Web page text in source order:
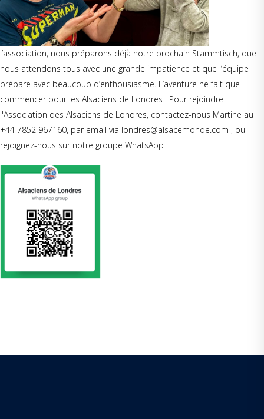
l’association, nous préparons déjà notre prochain Stammtisch, que
nous attendons tous avec une grande impatience et que l’équipe
prépare avec beaucoup d’enthousiasme. L’aventure ne fait que
commencer pour les Alsaciens de Londres ! Pour rejoindre
l'Association des Alsaciens de Londres, contactez-nous Martine au
+44 7852 967160, par email via londres@alsacemonde.com , ou
rejoignez-nous sur notre groupe WhatsApp